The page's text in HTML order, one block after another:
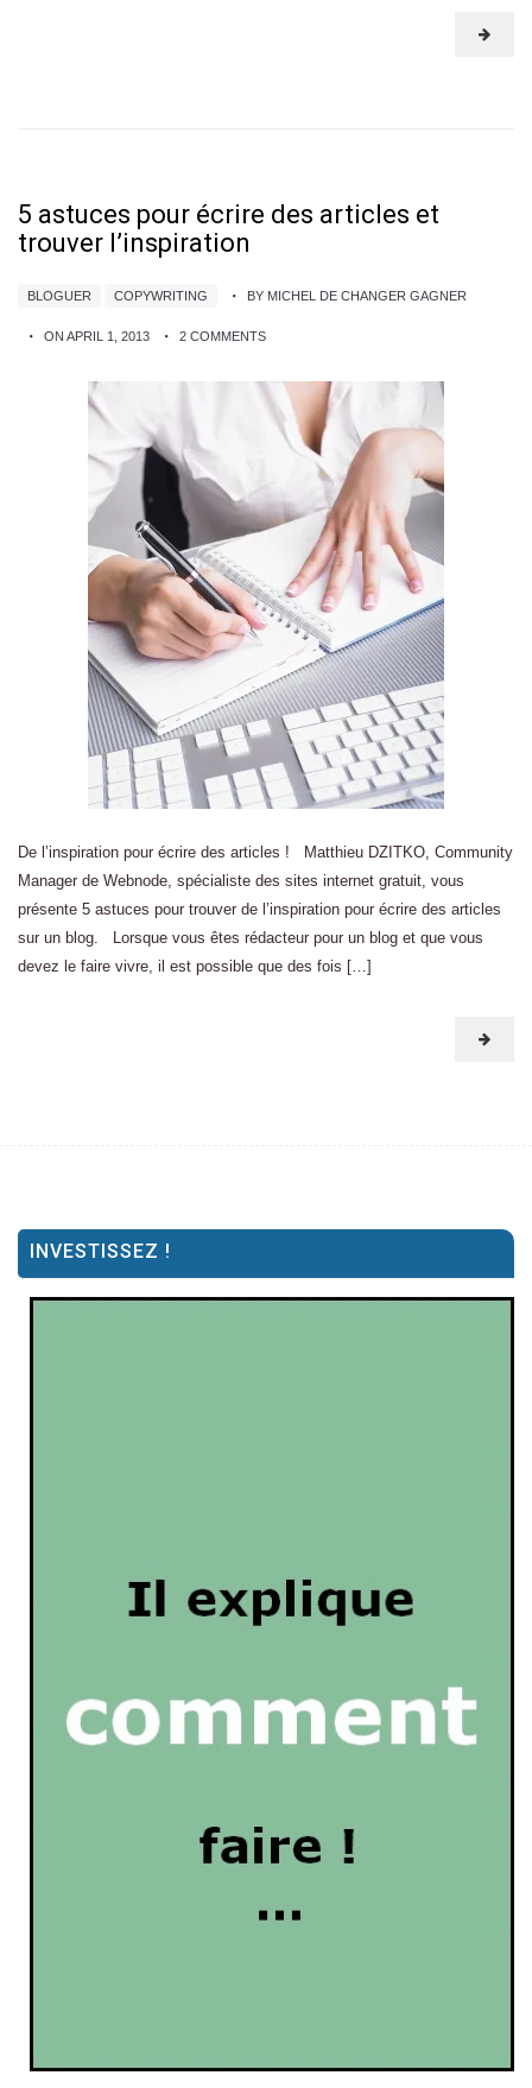
5 astuces pour écrire des articles et
trouver l’inspiration
BLOGUER COPYWRITING BY MICHEL DE CHANGER GAGNER
ON APRIL 1, 2013 2 COMMENTS
De l’inspiration pour écrire des articles ! Matthieu DZITKO, Community
Manager de Webnode, spécialiste des sites internet gratuit, vous
présente 5 astuces pour trouver de l’inspiration pour écrire des articles
sur un blog. Lorsque vous êtes rédacteur pour un blog et que vous
devez le faire vivre, il est possible que des fois […]
INVESTISSEZ !